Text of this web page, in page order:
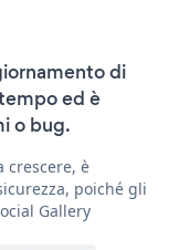
di
ed è
o bug.
crescere, è
poiché gli
Gallery